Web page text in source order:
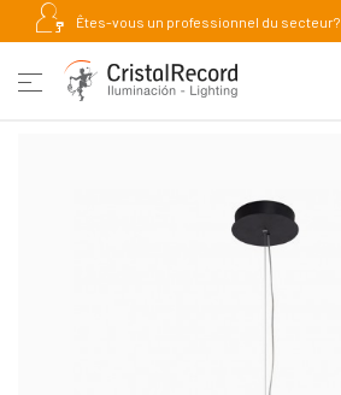
Êtes-vous un professionnel du secteur?